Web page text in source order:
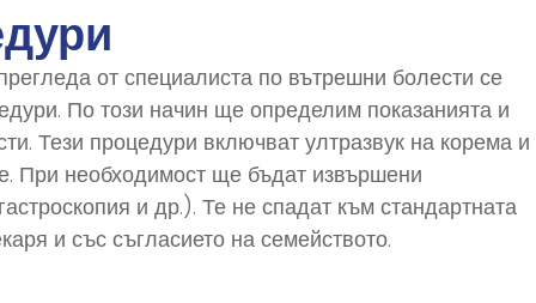
от специалиста по вътрешни болести се
По този начин ще определим показанията и
Тези процедури включват ултразвук на корема и
При необходимост ще бъдат извършени
и др.). Те не спадат към стандартната
и със съгласието на семейството.